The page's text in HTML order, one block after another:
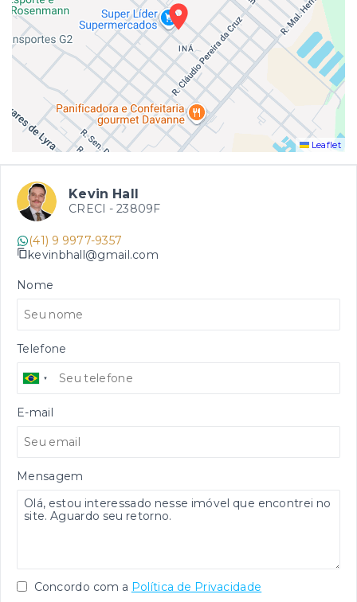
Leaflet
Kevin Hall
CRECI - 23809F
(41) 9 9977-9357
kevinbhall@gmail.com
Nome
Telefone
E-mail
Mensagem
Concordo com a Política de Privacidade